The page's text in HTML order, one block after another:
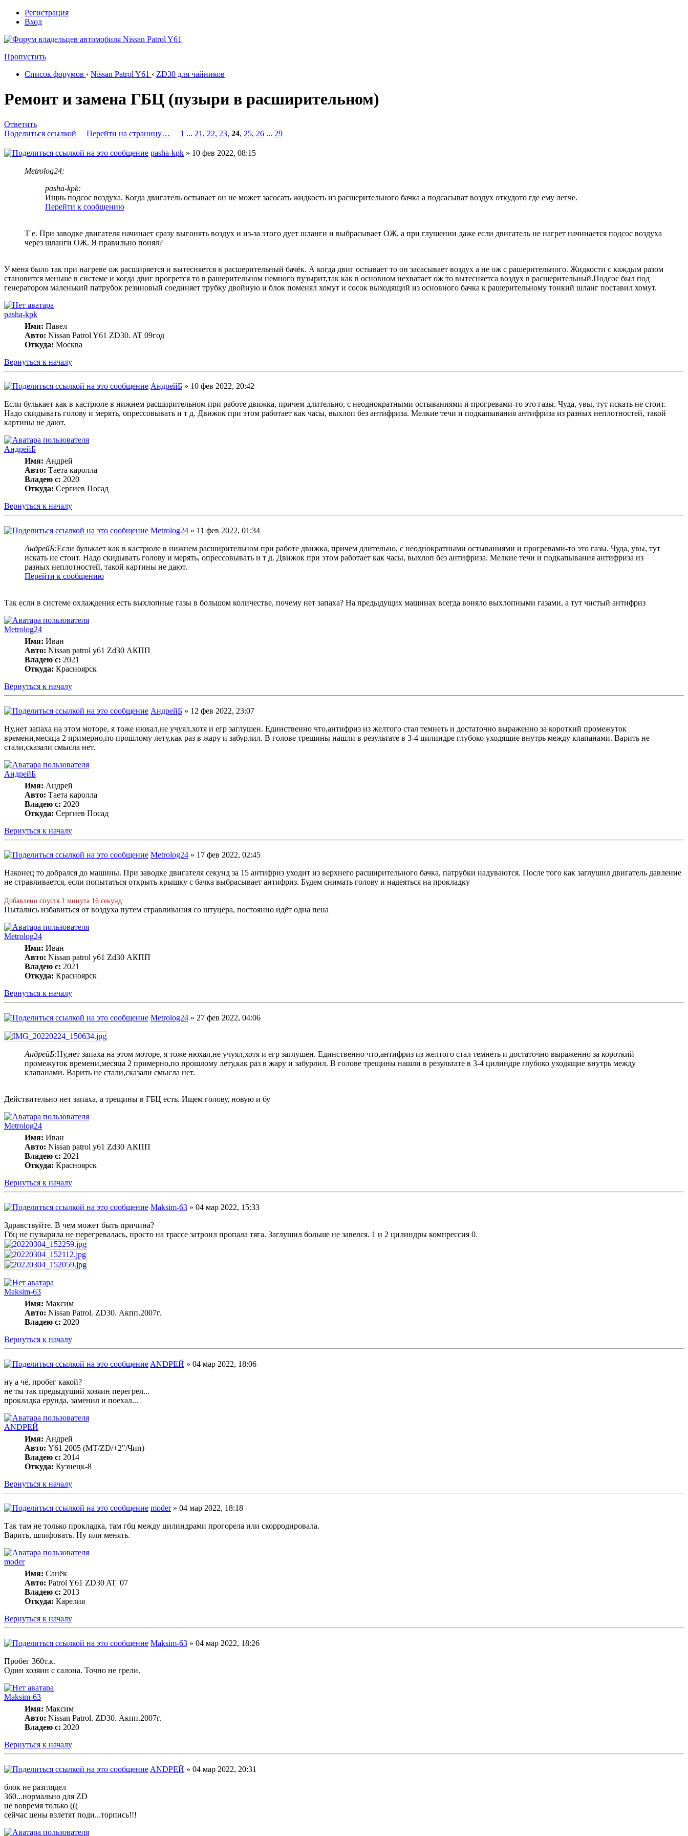
Регистрация
Вход
Пропустить
Список форумов ‹ Nissan Patrol Y61 ‹ ZD30 для чайников
Ремонт и замена ГБЦ (пузыри в расширительном)
Ответить
Поделиться ссылкой
Перейти на страницу… 1 ... 21 , 22, 23, 24, 25, 26 ... 29
pasha-kpk » 10 фев 2022, 08:15
Metrolog24:
pasha-kpk:
Ищиь подсос воздуха. Когда двигатель остывает он не может засосать жидкость из расшерительного бачка а подсасыват воздух откудото где ему легче.
Перейти к сообщению
Т е. При заводке двигателя начинает сразу выгонять воздух и из-за этого дует шланги и выбрасывает ОЖ, а при глушении даже если двигатель не нагрет начинается подсос воздуха
через шланги ОЖ. Я правильно понял?
У меня было так при нагреве ож расширяется и вытесняется в расшерительный бачёк. А когда двиг остывает то он засасывает воздух а не ож с рашерительного. Жидкости с каждым разом
становится меньше в системе и когда двиг прогрется то в рашерительном немного пузырит,так как в основном нехватает ож то вытесняетса воздух в расшерительный.Подсос был под
генератором маленький патрубок резиновый соединяет трубку двойную и блок поменял хомут и сосок выходящий из основного бачка к рашерительному тонкий шланг поставил хомут.
pasha-kpk
Имя: Павел
Авто: Nissan Patrol Y61 ZD30. AT 09год
Откуда: Москва
Вернуться к началу
АндрейБ » 10 фев 2022, 20:42
Если булькает как в кастрюле в нижнем расширительном при работе движка, причем длительно, с неоднократными остываниями и прогревами-то это газы. Чуда, увы, тут искать не стоит.
Надо скидывать голову и мерять, опрессовывать и т д. Движок при этом работает как часы, выхлоп без антифриза. Мелкие течи и подкапывания антифриза из разных неплотностей, такой
картины не дают.
АндрейБ
Имя: Андрей
Авто: Таета каролла
Владею с: 2020
Откуда: Сергиев Посад
Вернуться к началу
Metrolog24 » 11 фев 2022, 01:34
АндрейБ:Если булькает как в кастрюле в нижнем расширительном при работе движка, причем длительно, с неоднократными остываниями и прогревами-то это газы. Чуда, увы, тут
искать не стоит. Надо скидывать голову и мерять, опрессовывать и т д. Движок при этом работает как часы, выхлоп без антифриза. Мелкие течи и подкапывания антифриза из
разных неплотностей, такой картины не дают.
Перейти к сообщению
Так если в системе охлаждения есть выхлопные газы в большом количестве, почему нет запаха? На предыдущих машинах всегда воняло выхлопными газами, а тут чистый антифриз
Metrolog24
Имя: Иван
Авто: Nissan patrol y61 Zd30 АКПП
Владею с: 2021
Откуда: Красноярск
Вернуться к началу
АндрейБ » 12 фев 2022, 23:07
Ну,нет запаха на этом моторе, я тоже нюхал,не учуял,хотя и егр заглушен. Единственно что,антифриз из желтого стал темнеть и достаточно выраженно за короткий промежуток
времени,месяца 2 примерно,по прошлому лету,как раз в жару и забурлил. В голове трещины нашли в результате в 3-4 цилиндре глубоко уходящие внутрь между клапанами. Варить не
стали,сказали смысла нет.
АндрейБ
Имя: Андрей
Авто: Таета каролла
Владею с: 2020
Откуда: Сергиев Посад
Вернуться к началу
Metrolog24 » 17 фев 2022, 02:45
Наконец то добрался до машины. При заводке двигателя секунд за 15 антифриз уходит из верхнего расширительного бачка, патрубки надуваются. После того как заглушил двигатель давление
не стравливается, если попытаться открыть крышку с бачка выбрасывает антифриз. Будем снимать голову и надеяться на прокладку
Добавлено спустя 1 минута 16 секунд:
Пытались избавиться от воздуха путем стравливания со штуцера, постоянно идёт одна пена
Metrolog24
Имя: Иван
Авто: Nissan patrol y61 Zd30 АКПП
Владею с: 2021
Откуда: Красноярск
Вернуться к началу
Metrolog24 » 27 фев 2022, 04:06
АндрейБ:Ну,нет запаха на этом моторе, я тоже нюхал,не учуял,хотя и егр заглушен. Единственно что,антифриз из желтого стал темнеть и достаточно выраженно за короткий
промежуток времени,месяца 2 примерно,по прошлому лету,как раз в жару и забурлил. В голове трещины нашли в результате в 3-4 цилиндре глубоко уходящие внутрь между
клапанами. Варить не стали,сказали смысла нет.
Действительно нет запаха, а трещины в ГБЦ есть. Ищем голову, новую и бу
Metrolog24
Имя: Иван
Авто: Nissan patrol y61 Zd30 АКПП
Владею с: 2021
Откуда: Красноярск
Вернуться к началу
Maksim-63 » 04 мар 2022, 15:33
Здравствуйте. В чем может быть причина?
Гбц не пузырила не перегревалась, просто на трассе затроил пропала тяга. Заглушил больше не завелся. 1 и 2 цилиндры компрессия 0.
Maksim-63
Имя: Максим
Авто: Nissan Patrol. ZD30. Акпп.2007г.
Владею с: 2020
Вернуться к началу
ANDРЕЙ » 04 мар 2022, 18:06
ну а чё, пробег какой?
не ты так предыдущий хозяин перегрел...
прокладка ерунда, заменил и поехал...
ANDРЕЙ
Имя: Андрей
Авто: Y61 2005 (МT/ZD/+2"/Чип)
Владею с: 2014
Откуда: Кузнецк-8
Вернуться к началу
moder» 04 мар 2022, 18:18
Так там не только прокладка, там гбц между цилиндрами прогорела или скорродировала.
Варить, шлифовать. Ну или менять.
moder
Имя: Санёк
Авто: Patrol Y61 ZD30 AT '07
Владею с: 2013
Откуда: Карелия
Вернуться к началу
Maksim-63 » 04 мар 2022, 18:26
Пробег 360т.к.
Один хозяин с салона. Точно не грели.
Maksim-63
Имя: Максим
Авто: Nissan Patrol. ZD30. Акпп.2007г.
Владею с: 2020
Вернуться к началу
ANDРЕЙ » 04 мар 2022, 20:31
блок не разглядел
360...нормально для ZD
не вовремя только (((
сейчас цены взлетят поди...торпись!!!